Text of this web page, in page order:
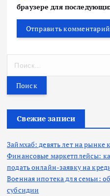
браузере для
т
Свежие записи
Займхаб: девять лет на рынке
Финансовые маркетплейсы:
подать онлайн-заявку на
Военная ипотека для семьи:
субсидии